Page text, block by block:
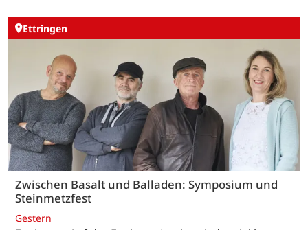
Ettringen
Zwischen Basalt und Balladen: Symposium und
Steinmetzfest
Gestern